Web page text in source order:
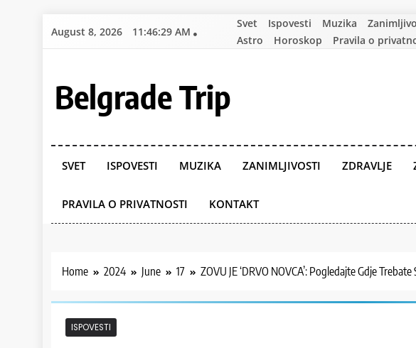
August 8, 2026 11:46:31 AM
Svet Ispovesti Muzika
Astro
Horoskop Pravila o
Belgrade Trip
SVET ISPOVESTI MUZIKA ZANIMLJIVOSTI ZDRAVLJE
PRAVILA O PRIVATNOSTI KONTAKT
Home 2024 June 17 ZOVU JE ‘DRVO NOVCA’: Pogledajte Gdje
ISPOVESTI